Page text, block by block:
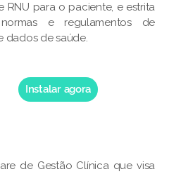
RNU para o paciente, e estrita
e regulamentos de
dados de saúde.
Instalar agora
de Gestão Clínica que visa